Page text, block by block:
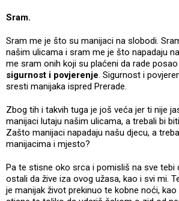
Sram.
Sram me je što su manijaci na slobodi.
našim ulicama i sram me je što napadaju
me sram onih koji su plaćeni da rade
sigurnost i povjerenje. Sigurnost i
sresti manijaka ispred Prerade.
Zbog tih i takvih tuga je još veća jer ti nije
manijaci lutaju našim ulicama, a trebali bi
Zašto manijaci napadaju našu djecu, a
manijacima i mjesto?
Pa te stisne oko srca i pomisliš na sve tebi
ostali da žive iza ovog užasa, kao i svi mi.
je manijak život prekinuo te kobne noći, kao